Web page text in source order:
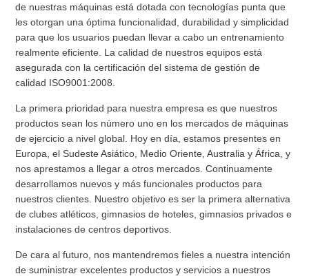
de nuestras máquinas está dotada con tecnologías punta que
les otorgan una óptima funcionalidad, durabilidad y simplicidad
para que los usuarios puedan llevar a cabo un entrenamiento
realmente eficiente. La calidad de nuestros equipos está
asegurada con la certificación del sistema de gestión de
calidad ISO9001:2008.
La primera prioridad para nuestra empresa es que nuestros
productos sean los número uno en los mercados de máquinas
de ejercicio a nivel global. Hoy en día, estamos presentes en
Europa, el Sudeste Asiático, Medio Oriente, Australia y África, y
nos aprestamos a llegar a otros mercados. Continuamente
desarrollamos nuevos y más funcionales productos para
nuestros clientes. Nuestro objetivo es ser la primera alternativa
de clubes atléticos, gimnasios de hoteles, gimnasios privados e
instalaciones de centros deportivos.
De cara al futuro, nos mantendremos fieles a nuestra intención
de suministrar excelentes productos y servicios a nuestros